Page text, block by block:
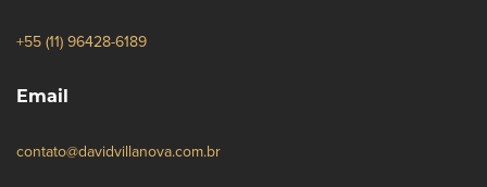
+55 (11) 96428-6189
Email
contato@davidvillanova.com.br